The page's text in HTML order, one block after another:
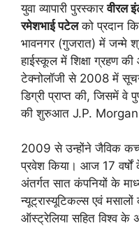
युवा व्यापारी पुरस्कारवीरल
रमेशभाई पटेलको प्रदान
भावनगर (गुजरात) में जन्मे
हाईस्कूल में शिक्षा ग्रहण
टेक्नोलॉजी से 2008 में
डिग्री प्राप्त की, जिसमें वे
की शुरुआत J.P. Morgan
2009 से उन्होंने जैविक
प्रवेश किया। आज 17
अंतर्गत सात कंपनियों के
न्यूट्रास्यूटिकल्स एवं
ऑस्ट्रेलिया सहित विश्व के